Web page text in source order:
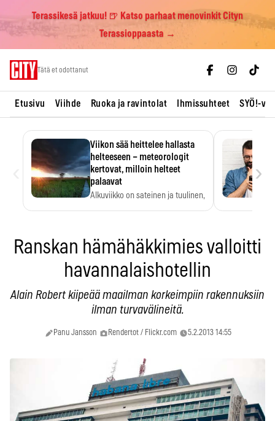
Terassikesä jatkuu! 🍺 Katso parhaat menovinkit Cityn
Terassioppaasta →
Tätä et odottanut
Etusivu Viihde Ruoka ja ravintolat Ihmissuhteet SYÖ!-
Viikon sää heittelee hallasta
helteeseen – meteorologit
kertovat, milloin helteet
palaavat
Alkuviikko on sateinen ja tuulinen,
›
Ranskan hämähäkkimies valloitti
havannalaishotellin
Alain Robert kiipeää maailman korkeimpiin rakennuksiin
ilman turvavälineitä.
Panu Jansson Rendertot / Flickr.com 5.2.2013 14:55